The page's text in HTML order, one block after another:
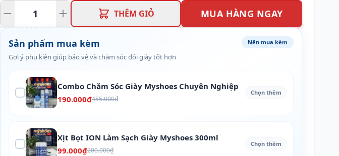
THÊM GIỎ MUA HÀNG NGAY
Sản phẩm mua kèm
Gợi ý phụ kiện giúp bảo vệ và chăm sóc đôi giày tốt hơn
Nên mua kèm
Combo Chăm Sóc Giày Myshoes Chuyên Nghiệp
190.000₫455.000₫
Chọn thêm
Xịt Bọt ION Làm Sạch Giày Myshoes 300ml
99.000₫200.000₫
Chọn thêm